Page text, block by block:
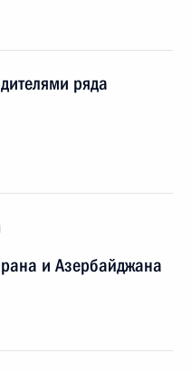
ряда
и Азербайджана